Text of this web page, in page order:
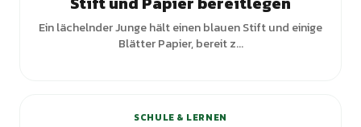
Ein lächelnder Junge hält einen blauen Stift und einige
Blätter Papier, bereit z...
SCHULE & LERNEN